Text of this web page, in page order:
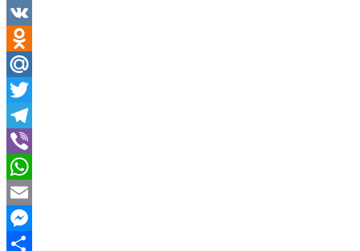
Facebook
VK
Odnoklassniki
Mail.Ru
Twitter
Telegram
Viber
WhatsApp
Email
Messenger